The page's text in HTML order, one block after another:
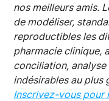
nos meilleurs amis.
de modéliser,
reproductibles les
pharmacie clinique,
conciliation,
indésirables au plus
Inscrivez-vous pour